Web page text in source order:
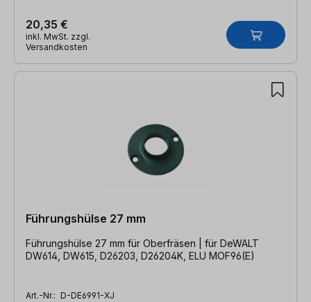
20,35 €
inkl. MwSt. zzgl.
Versandkosten
Führungshülse 27 mm
Führungshülse 27 mm für Oberfräsen | für DeWALT
DW614, DW615, D26203, D26204K, ELU MOF96(E)
Art.-Nr.: D-DE6991-XJ